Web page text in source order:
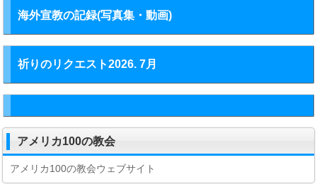
海外宣教の記録(写真集・動画)
祈りのリクエスト2026. 7月
アメリカ100の教会
アメリカ100の教会ウェブサイト